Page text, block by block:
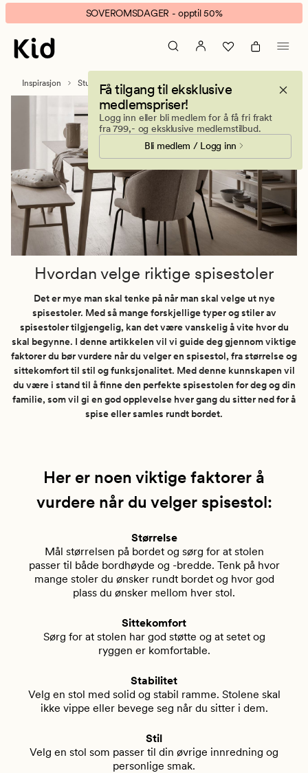
Hvordan
velge
riktige
spisestoler
banner.
Klikk
ESCAPE
SOVEROMSDAGER - opptil 50%
Få tilgang til eksklusive
medlemspriser!
Logg inn eller bli medlem for å få fri frakt
fra 799,- og eksklusive medlemstilbud.
Bli medlem / Logg inn
Inspirasjon Stue hvordan velge riktige spisestoler
Hvordan velge riktige spisestoler
Det er mye man skal tenke på når man skal velge ut nye
spisestoler. Med så mange forskjellige typer og stiler av
spisestoler tilgjengelig, kan det være vanskelig å vite hvor du
skal begynne. I denne artikkelen vil vi guide deg gjennom viktige
faktorer du bør vurdere når du velger en spisestol, fra størrelse og
sittekomfort til stil og funksjonalitet. Med denne kunnskapen vil
du være i stand til å finne den perfekte spisestolen for deg og din
familie, som vil gi en god opplevelse hver gang du sitter ned for å
spise eller samles rundt bordet.
Her er noen viktige faktorer å
vurdere når du velger spisestol:
Størrelse
Mål størrelsen på bordet og sørg for at stolen
passer til både bordhøyde og -bredde. Tenk på hvor
mange stoler du ønsker rundt bordet og hvor god
plass du ønsker mellom hver stol.
Sittekomfort
Sørg for at stolen har god støtte og at setet og
ryggen er komfortable.
Stabilitet
Velg en stol med solid og stabil ramme. Stolene skal
ikke vippe eller bevege seg når du sitter i dem.
Stil
Velg en stol som passer til din øvrige innredning og
personlige smak.